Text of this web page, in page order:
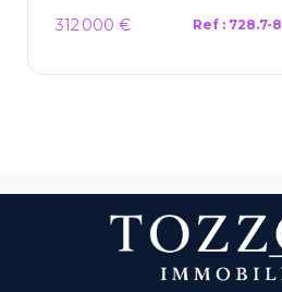
312 000 € Ref : 728.7-8